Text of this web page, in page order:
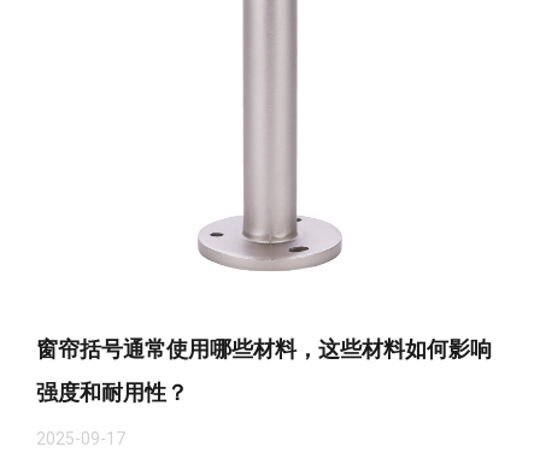
窗帘括号通常使用哪些材料，这些材料如何影响
强度和耐用性？
2025-09-17